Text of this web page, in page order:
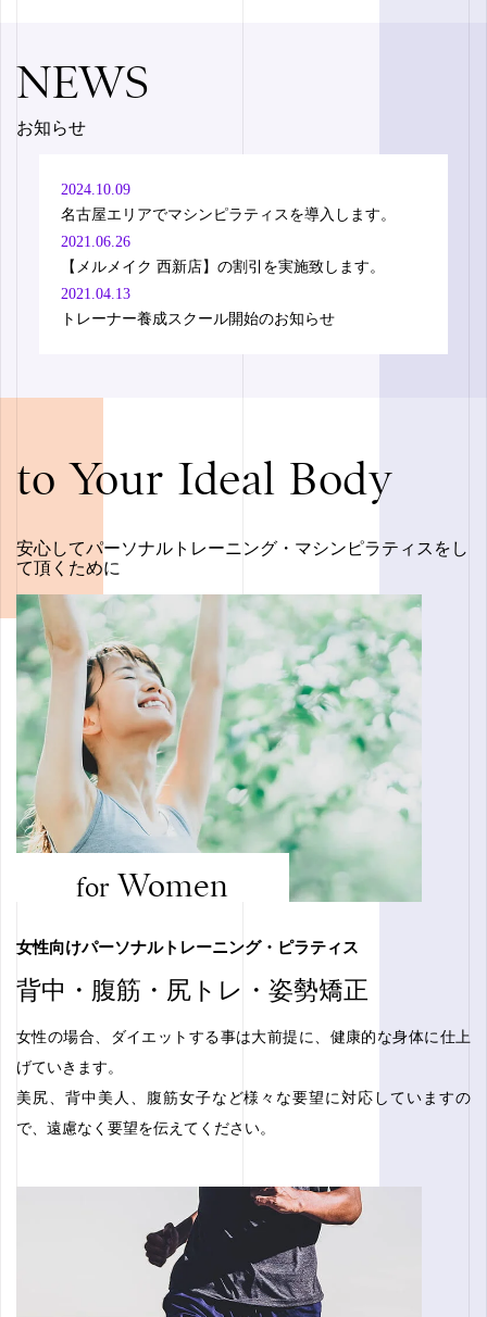
NEWS
お知らせ
2024.10.09
名古屋エリアでマシンピラティスを導入します。
2021.06.26
【メルメイク 西新店】の割引を実施致します。
2021.04.13
トレーナー養成スクール開始のお知らせ
to Your Ideal Body
安心してパーソナルトレーニング・マシンピラティスをし
て頂くために
for Women
女性向けパーソナルトレーニング・ピラティス
背中・腹筋・尻トレ・姿勢矯正
女性の場合、ダイエットする事は大前提に、健康的な身体に仕上
げていきます。
美尻、背中美人、腹筋女子など様々な要望に対応していますの
で、遠慮なく要望を伝えてください。